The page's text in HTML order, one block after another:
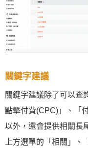
關鍵字建議
關鍵字建議除了可以查
點擊付費(CPC)」、「
以外，還會提供相關長
上方選單的「相關」